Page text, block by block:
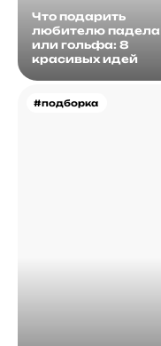
Что подарить
любителю падела
или гольфа: 8
красивых идей
#подборка